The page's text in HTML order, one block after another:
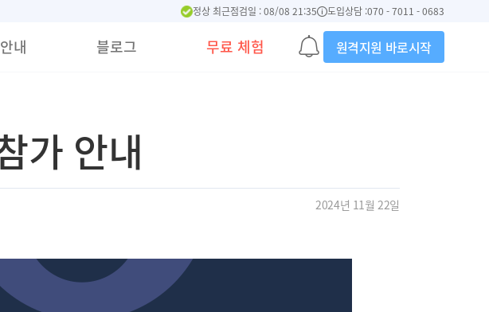
정상 최근점검일 : 08/08 21:35 도입상담 :070 - 7011 - 0683
내 블로그 무료 체험 원격지원 바로시작
가 안내
2024년 11월 22일